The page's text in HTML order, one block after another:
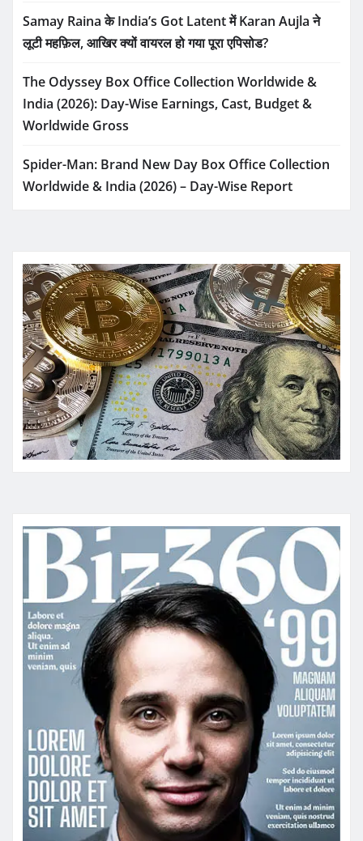
Samay Raina के India’s Got Latent में Karan Aujla ने
लूटी महफ़िल, आखिर क्यों वायरल हो गया पूरा एपिसोड?
The Odyssey Box Office Collection Worldwide &
India (2026): Day-Wise Earnings, Cast, Budget &
Worldwide Gross
Spider-Man: Brand New Day Box Office Collection
Worldwide & India (2026) – Day-Wise Report